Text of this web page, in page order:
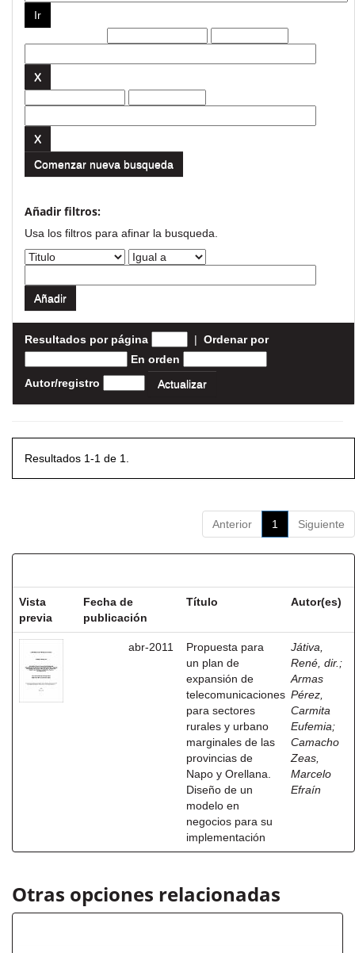
Comenzar nueva busqueda
Añadir filtros:
Usa los filtros para afinar la busqueda.
Resultados por página | Ordenar por
En orden
Autor/registro
Resultados 1-1 de 1.
Anterior 1 Siguiente
Vista
previa
Fecha de
publicación
Título Autor(es)
abr-2011
Propuesta para
un plan de
expansión de
telecomunicaciones
para sectores
rurales y urbano
marginales de las
provincias de
Napo y Orellana.
Diseño de un
modelo en
negocios para su
implementación
Játiva,
René, dir. ;
Armas
Pérez,
Carmita
Eufemia;
Camacho
Zeas,
Marcelo
Efraín
Otras opciones relacionadas